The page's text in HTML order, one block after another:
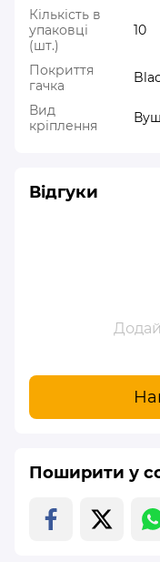
Кількість в
упаковці
(шт.)
10
Покриття
гачка
Вид
кріплення
Відгуки
Поширити у